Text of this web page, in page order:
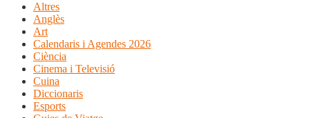
Altres
Anglès
Art
Calendaris i Agendes 2026
Ciència
Cinema i Televisió
Cuina
Diccionaris
Esports